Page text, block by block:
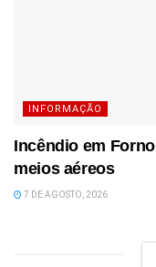
INFORMAÇÃO
Incêndio em
meios aéreos
7 DE AGOSTO, 2026